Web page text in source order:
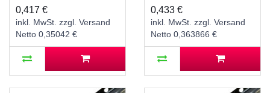
0,417 €
inkl. MwSt. zzgl. Versand
Netto 0,35042 €
0,433 €
inkl. MwSt. zzgl. Versand
Netto 0,363866 €